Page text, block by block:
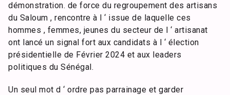
démonstration. de force du regroupement des artisans
du Saloum , rencontre à l ‘ issue de laquelle ces
hommes , femmes, jeunes du secteur de l ‘ artisanat
ont lancé un signal fort aux candidats à l ‘ élection
présidentielle de Février 2024 et aux leaders
politiques du Sénégal.
Un seul mot d ‘ ordre pas parrainage et garder